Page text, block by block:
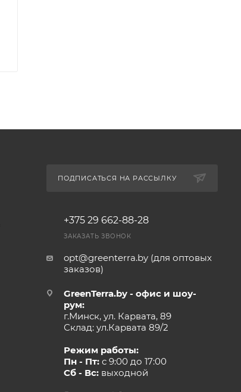
ПОДПИСАТЬСЯ НА РАССЫЛКУ
+375 29 662-88-28
ЗАКАЗАТЬ ЗВОНОК
opt@greenterra.by (для оптовых
заказов)
GreenTerra.by - офис и шоу-
рум:
г.Минск, ул. Карвата, 89
Склад: ул.Карвата 89/2
Режим работы:
Пн - Пт:с 9:00 до 17:00
Сб - Вс:выходной